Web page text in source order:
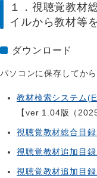
１．視聴覚教材
イルから教材等
ダウンロード
パソコンに保存してか
教材検索システム
【ver 1.04版（
視聴覚教材総合目
視聴覚教材追加目
視聴覚教材追加目